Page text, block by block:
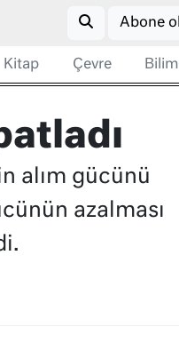
Abone ol
Kitap Çevre Bilim
alım gücünü
azalması